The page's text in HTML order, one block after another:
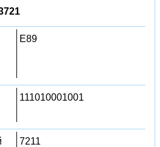
E89
111010001001
7211